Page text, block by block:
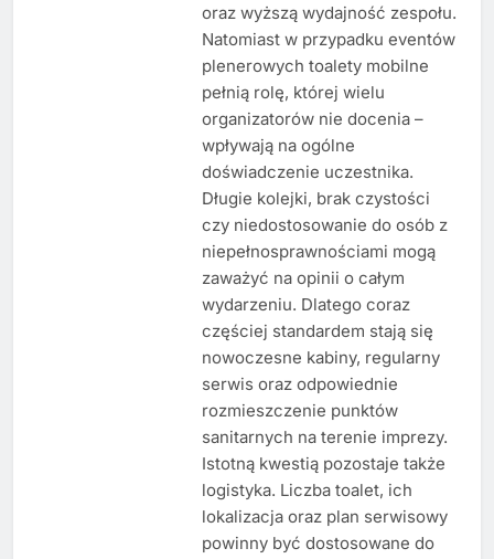
oraz wyższą wydajność zespołu.
Natomiast w przypadku eventów
plenerowych toalety mobilne
pełnią rolę, której wielu
organizatorów nie docenia –
wpływają na ogólne
doświadczenie uczestnika.
Długie kolejki, brak czystości
czy niedostosowanie do osób z
niepełnosprawnościami mogą
zaważyć na opinii o całym
wydarzeniu. Dlatego coraz
częściej standardem stają się
nowoczesne kabiny, regularny
serwis oraz odpowiednie
rozmieszczenie punktów
sanitarnych na terenie imprezy.
Istotną kwestią pozostaje także
logistyka. Liczba toalet, ich
lokalizacja oraz plan serwisowy
powinny być dostosowane do